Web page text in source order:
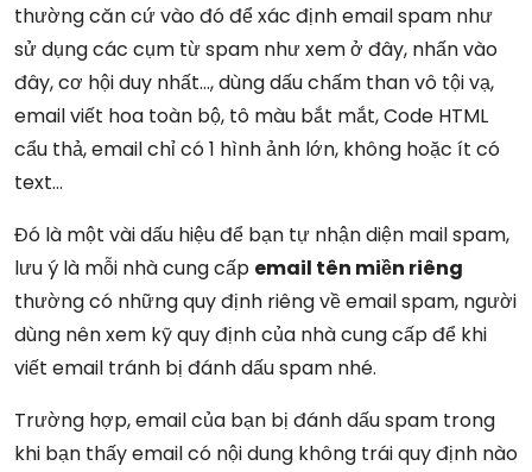
thường căn cứ vào đó để xác định email spam như
sử dụng các cụm từ spam như xem ở đây, nhấn vào
đây, cơ hội duy nhất…, dùng dấu chấm than vô tội vạ,
email viết hoa toàn bộ, tô màu bắt mắt, Code HTML
cẩu thả, email chỉ có 1 hình ảnh lớn, không hoặc ít có
text…
Đó là một vài dấu hiệu để bạn tự nhận diện mail spam,
lưu ý là mỗi nhà cung cấp email tên miền riêng
thường có những quy định riêng về email spam, người
dùng nên xem kỹ quy định của nhà cung cấp để khi
viết email tránh bị đánh dấu spam nhé.
Trường hợp, email của bạn bị đánh dấu spam trong
khi bạn thấy email có nội dung không trái quy định nào